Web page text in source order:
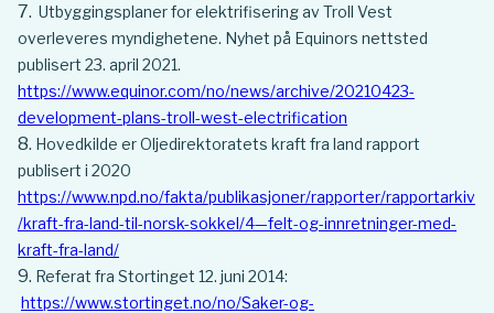
Utbyggingsplaner for elektrifisering av Troll Vest
overleveres myndighetene. Nyhet på Equinors nettsted
publisert 23. april 2021.
https://www.equinor.com/no/news/archive/20210423-
development-plans-troll-west-electrification
Hovedkilde er Oljedirektoratets kraft fra land rapport
publisert i 2020
https://www.npd.no/fakta/publikasjoner/rapporter/rapportarkiv
/kraft-fra-land-til-norsk-sokkel/4—felt-og-innretninger-med-
kraft-fra-land/
Referat fra Stortinget 12. juni 2014:
https://www.stortinget.no/no/Saker-og-